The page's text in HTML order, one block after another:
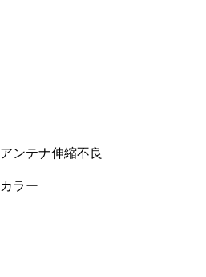
アンテナ伸縮不良
カラー